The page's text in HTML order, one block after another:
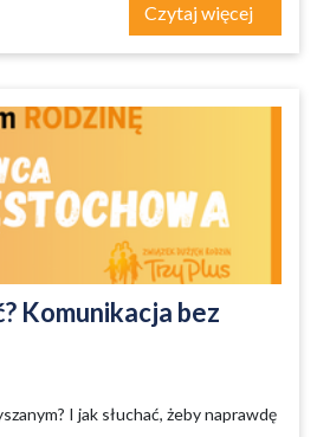
Czytaj więcej
Komunikacja bez
I jak słuchać, żeby naprawdę